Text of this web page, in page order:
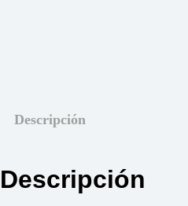
Descripción
Descripción